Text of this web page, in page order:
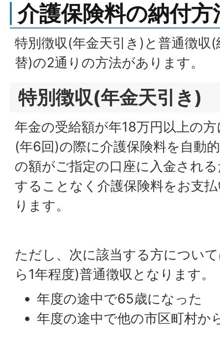
介護保険料の納付方
特別徴収(年金天引き)と普通徴収
替)の2通りの方法があります。
特別徴収(年金天引き)
年金の受給額が年18万円以上の
(年6回)の際に介護保険料を自動
の額がご指定の口座に入金され
することなく介護保険料をお支
ります。
ただし、次に該当する方につい
ら1年程度)普通徴収となります。
年度の途中で65歳になった
年度の途中で他の市区町村か